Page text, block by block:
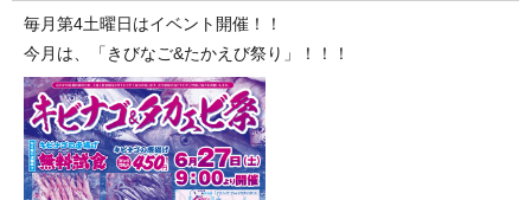
毎月第4土曜日はイベント開催！！
今月は、「きびなご&たかえび祭り」！！！